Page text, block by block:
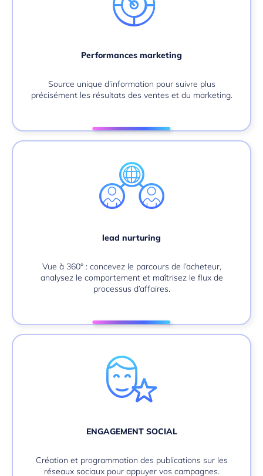
Performances marketing
Source unique d’information pour suivre plus
précisément les résultats des ventes et du marketing.
lead nurturing
Vue à 360° : concevez le parcours de l’acheteur,
analysez le comportement et maîtrisez le flux de
processus d’affaires.
ENGAGEMENT SOCIAL
Création et programmation des publications sur les
réseaux sociaux pour appuyer vos campagnes.